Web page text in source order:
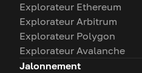
Explorateur Ethereum
Explorateur Arbitrum
Explorateur Polygon
Explorateur Avalanche
Jalonnement